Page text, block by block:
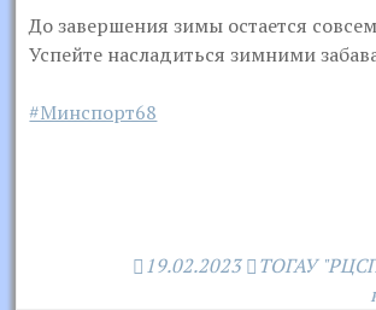
До завершения зимы остается
Успейте насладиться зимними
#Минспорт68
19.02.2023 ТОГАУ